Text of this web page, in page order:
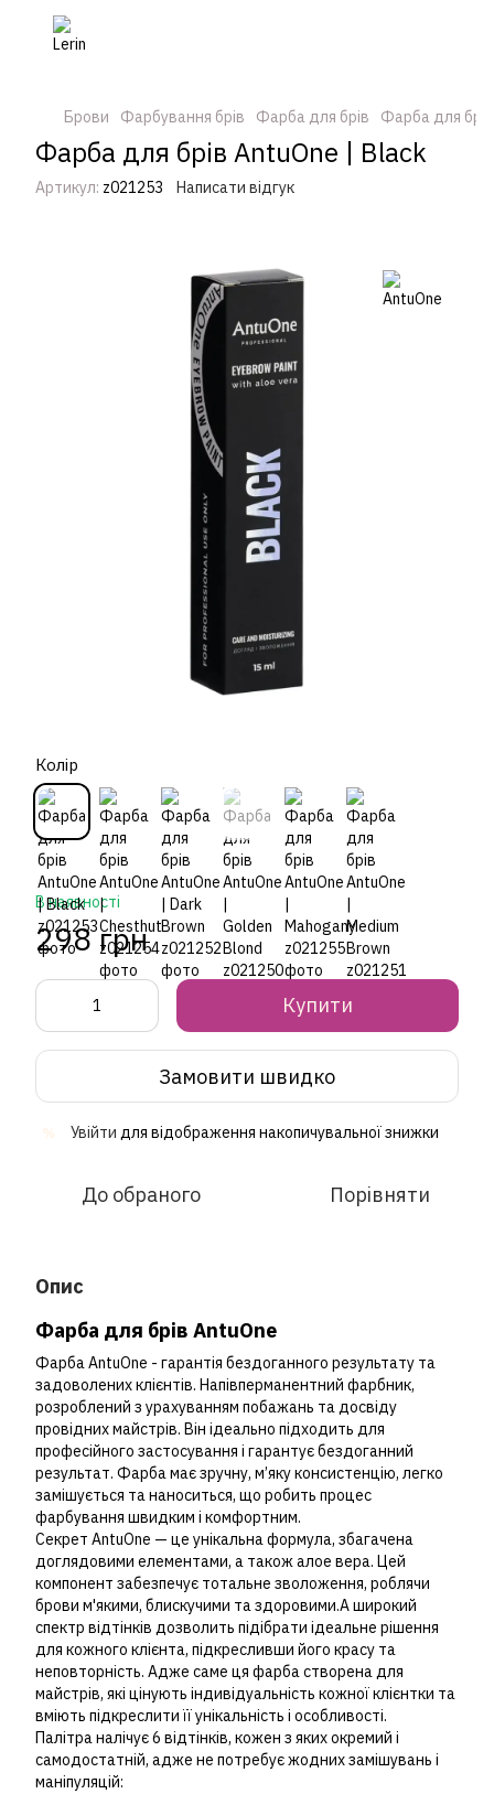
Брови Фарбування брів Фарба для брів Фарба для
Фарба для брів AntuOne | Black
Артикул: z021253 Написати відгук
Колір
В наявності
298 грн
Купити
Замовити швидко
Увійти для відображення накопичувальної знижки
До обраного Порівняти
Опис
Фарба для брів AntuOne
Фарба AntuOne - гарантія бездоганного результату та
задоволених клієнтів. Напівперманентний фарбник,
розроблений з урахуванням побажань та досвіду
провідних майстрів. Він ідеально підходить для
професійного застосування і гарантує бездоганний
результат. Фарба має зручну, м’яку консистенцію, легко
замішується та наноситься, що робить процес
фарбування швидким і комфортним.
Секрет AntuOne — це унікальна формула, збагачена
доглядовими елементами, а також алое вера. Цей
компонент забезпечує тотальне зволоження, роблячи
брови м'якими, блискучими та здоровими.А широкий
спектр відтінків дозволить підібрати ідеальне рішення
для кожного клієнта, підкресливши його красу та
неповторність. Адже саме ця фарба створена для
майстрів, які цінують індивідуальність кожної клієнтки та
вміють підкреслити її унікальність і особливості.
Палітра налічує 6 відтінків, кожен з яких окремий і
самодостатній, адже не потребує жодних замішувань і
маніпуляцій: